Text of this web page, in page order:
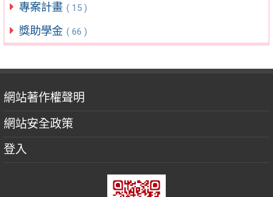
專案計畫 ( 15 )
獎助學金 ( 66 )
網站著作權聲明
網站安全政策
登入